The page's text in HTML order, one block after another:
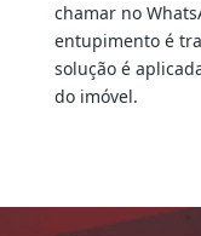
chamar no
entupimento é
solução é
do imóvel.